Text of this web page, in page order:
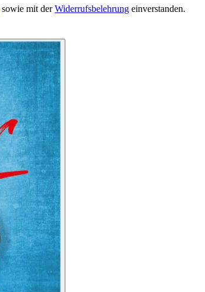
sowie mit derWiderrufsbelehrung einverstanden.